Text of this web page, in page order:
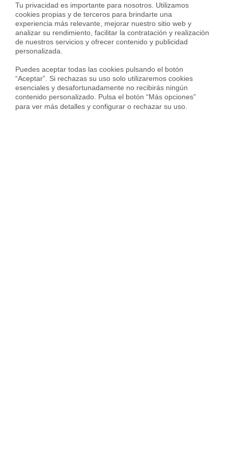
¿Te ha convencido? Solicita tu
hipoteca variable con Housfy
Respondiendo a la pregunta principal del artículo,
útil un simulador de hipotecas variables. Si después de
leer el artículo, tú también lo crees y te interesan los
resultados que ves con el nuestro,no dudes en
contactarnos. Nuestrosbrókers hipotecarios
Tu privacidad es importante para nosotros. Utilizamos
cookies propias y de terceros para brindarte una
experiencia más relevante, mejorar nuestro sitio web y
analizar su rendimiento, facilitar la contratación y realización
de nuestros servicios y ofrecer contenido y publicidad
personalizada.
Puedes aceptar todas las cookies pulsando el botón
“Aceptar”. Si rechazas su uso solo utilizaremos cookies
esenciales y desafortunadamente no recibirás ningún
contenido personalizado. Pulsa el botón “Más opciones”
para ver más detalles y configurar o rechazar su uso.